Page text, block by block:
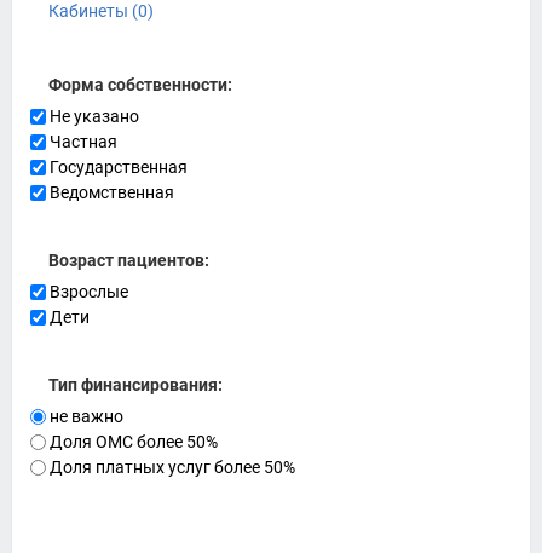
Кабинеты (0)
Форма собственности:
Не указано
Частная
Государственная
Ведомственная
Возраст пациентов:
Взрослые
Дети
Тип финансирования:
не важно
Доля ОМС более 50%
Доля платных услуг более 50%